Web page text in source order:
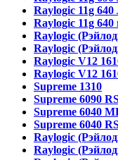
Raylogic 11g 640
Raylogic 11g
Raylogic
Raylogic
Raylogic V12
Raylogic V12
Supreme 1310
Supreme 6090
Supreme 6040
Supreme 6040
Raylogic
Raylogic